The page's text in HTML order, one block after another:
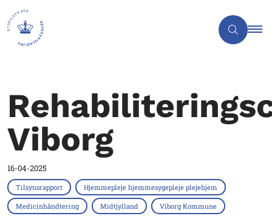
Viborg
16-04-2025
Tilsynsrapport Hjemmepleje hjemmesygepleje plejehjem
Medicinhåndtering Midtjylland Viborg Kommune